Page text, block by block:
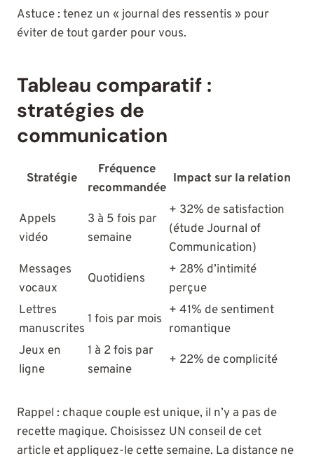
Astuce : tenez un « journal des ressentis » pour
éviter de tout garder pour vous.
Tableau comparatif :
stratégies de
communication
Stratégie
Fréquence
recommandée
Impact sur la relation
Appels
vidéo
3 à 5 fois par
semaine
+ 32% de satisfaction
(étude Journal of
Communication)
Messages
vocaux
Quotidiens
+ 28% d’intimité
perçue
Lettres
manuscrites
1 fois par mois
+ 41% de sentiment
romantique
Jeux en
ligne
1 à 2 fois par
semaine
+ 22% de complicité
Rappel : chaque couple est unique, il n’y a pas de
recette magique. Choisissez UN conseil de cet
article et appliquez-le cette semaine. La distance ne